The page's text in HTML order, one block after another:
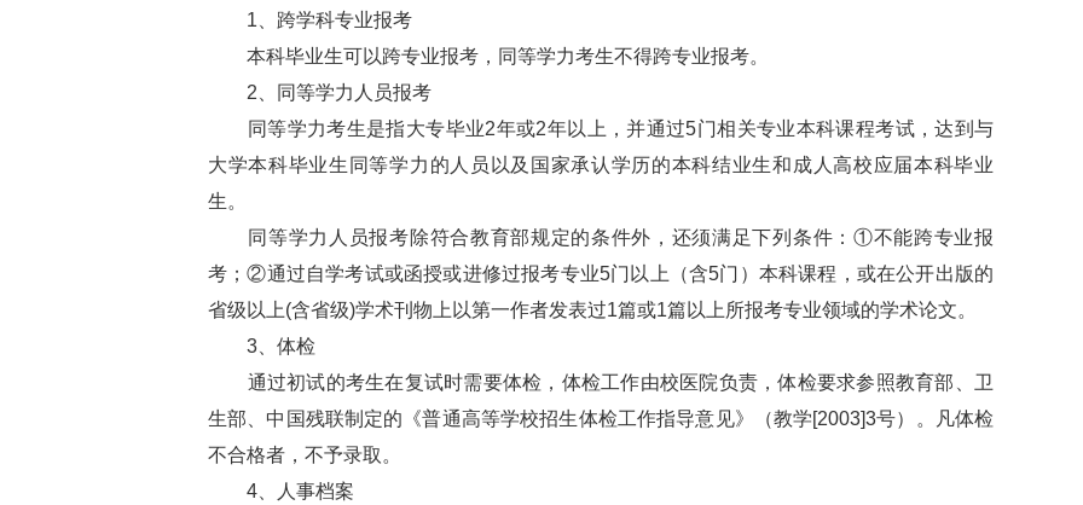
1、跨学科专业报考
本科毕业生可以跨专业报考，同等学力考生不得跨专业报考。
2、同等学力人员报考
同等学力考生是指大专毕业2年或2年以上，并通过5门相关专业本科课程考试，达到与
大学本科毕业生同等学力的人员以及国家承认学历的本科结业生和成人高校应届本科毕业
生。
同等学力人员报考除符合教育部规定的条件外，还须满足下列条件：①不能跨专业报
考；②通过自学考试或函授或进修过报考专业5门以上（含5门）本科课程，或在公开出版的
省级以上(含省级)学术刊物上以第一作者发表过1篇或1篇以上所报考专业领域的学术论文。
3、体检
通过初试的考生在复试时需要体检，体检工作由校医院负责，体检要求参照教育部、卫
生部、中国残联制定的《普通高等学校招生体检工作指导意见》（教学[2003]3号）。凡体检
不合格者，不予录取。
4、人事档案